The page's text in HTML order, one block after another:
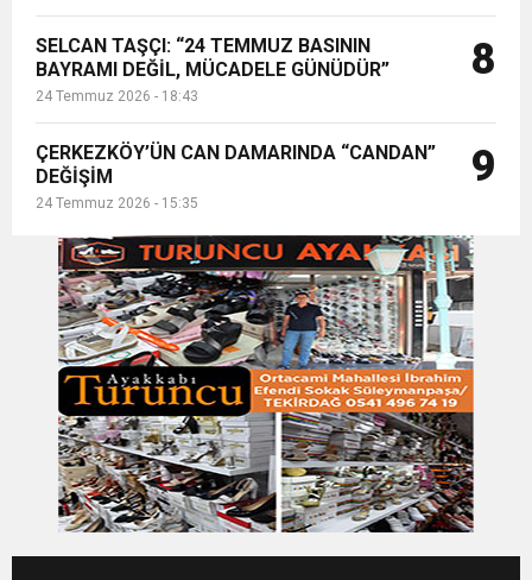
SELCAN TAŞÇI: “24 TEMMUZ BASININ
BAYRAMI DEĞİL, MÜCADELE GÜNÜDÜR”
24 Temmuz 2026 - 18:43
8
ÇERKEZKÖY’ÜN CAN DAMARINDA “CANDAN”
DEĞİŞİM
24 Temmuz 2026 - 15:35
9